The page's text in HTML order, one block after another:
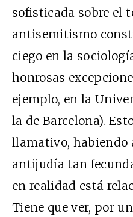
sofisticada sobre el
antisemitismo
ciego en la
honrosas
ejemplo, en la
la de Barcelona).
llamativo, habiendo
antijudía tan
en realidad está
Tiene que ver, por